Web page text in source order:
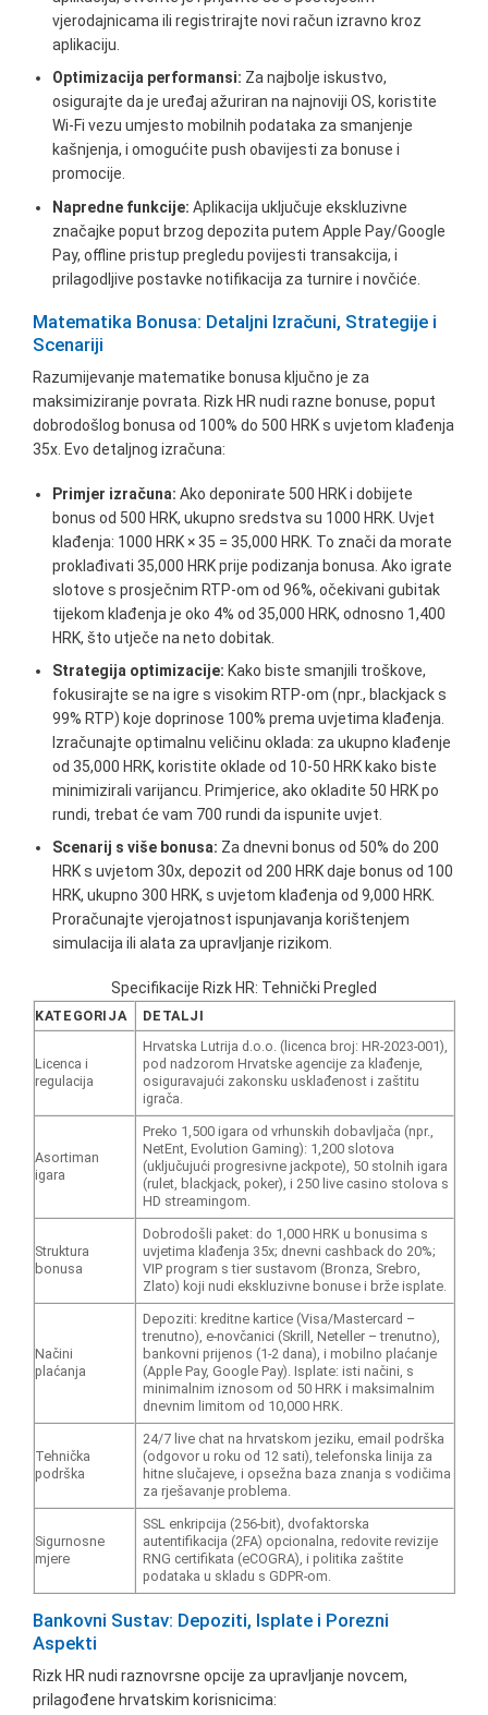
vjerodajnicama ili registrirajte novi račun izravno kroz
aplikaciju.
Optimizacija performansi: Za najbolje iskustvo,
osigurajte da je uređaj ažuriran na najnoviji OS, koristite
Wi-Fi vezu umjesto mobilnih podataka za smanjenje
kašnjenja, i omogućite push obavijesti za bonuse i
promocije.
Napredne funkcije: Aplikacija uključuje ekskluzivne
značajke poput brzog depozita putem Apple Pay/Google
Pay, offline pristup pregledu povijesti transakcija, i
prilagodljive postavke notifikacija za turnire i novčiće.
Matematika Bonusa: Detaljni Izračuni, Strategije i
Scenariji
Razumijevanje matematike bonusa ključno je za
maksimiziranje povrata. Rizk HR nudi razne bonuse, poput
dobrodošlog bonusa od 100% do 500 HRK s uvjetom klađenja
35x. Evo detaljnog izračuna:
Primjer izračuna: Ako deponirate 500 HRK i dobijete
bonus od 500 HRK, ukupno sredstva su 1000 HRK. Uvjet
klađenja: 1000 HRK × 35 = 35,000 HRK. To znači da morate
proklađivati 35,000 HRK prije podizanja bonusa. Ako igrate
slotove s prosječnim RTP-om od 96%, očekivani gubitak
tijekom klađenja je oko 4% od 35,000 HRK, odnosno 1,400
HRK, što utječe na neto dobitak.
Strategija optimizacije: Kako biste smanjili troškove,
fokusirajte se na igre s visokim RTP-om (npr., blackjack s
99% RTP) koje doprinose 100% prema uvjetima klađenja.
Izračunajte optimalnu veličinu oklada: za ukupno klađenje
od 35,000 HRK, koristite oklade od 10-50 HRK kako biste
minimizirali varijancu. Primjerice, ako okladite 50 HRK po
rundi, trebat će vam 700 rundi da ispunite uvjet.
Scenarij s više bonusa: Za dnevni bonus od 50% do 200
HRK s uvjetom 30x, depozit od 200 HRK daje bonus od 100
HRK, ukupno 300 HRK, s uvjetom klađenja od 9,000 HRK.
Proračunajte vjerojatnost ispunjavanja korištenjem
simulacija ili alata za upravljanje rizikom.
Specifikacije Rizk HR: Tehnički Pregled
KATEGORIJA DETALJI
Licenca i
regulacija
Hrvatska Lutrija d.o.o. (licenca broj: HR-2023-001),
pod nadzorom Hrvatske agencije za klađenje,
osiguravajući zakonsku usklađenost i zaštitu
igrača.
Asortiman
igara
Preko 1,500 igara od vrhunskih dobavljača (npr.,
NetEnt, Evolution Gaming): 1,200 slotova
(uključujući progresivne jackpote), 50 stolnih igara
(rulet, blackjack, poker), i 250 live casino stolova s
HD streamingom.
Struktura
bonusa
Dobrodošli paket: do 1,000 HRK u bonusima s
uvjetima klađenja 35x; dnevni cashback do 20%;
VIP program s tier sustavom (Bronza, Srebro,
Zlato) koji nudi ekskluzivne bonuse i brže isplate.
Načini
plaćanja
Depoziti: kreditne kartice (Visa/Mastercard –
trenutno), e-novčanici (Skrill, Neteller – trenutno),
bankovni prijenos (1-2 dana), i mobilno plaćanje
(Apple Pay, Google Pay). Isplate: isti načini, s
minimalnim iznosom od 50 HRK i maksimalnim
dnevnim limitom od 10,000 HRK.
Tehnička
podrška
24/7 live chat na hrvatskom jeziku, email podrška
(odgovor u roku od 12 sati), telefonska linija za
hitne slučajeve, i opsežna baza znanja s vodičima
za rješavanje problema.
Sigurnosne
mjere
SSL enkripcija (256-bit), dvofaktorska
autentifikacija (2FA) opcionalna, redovite revizije
RNG certifikata (eCOGRA), i politika zaštite
podataka u skladu s GDPR-om.
Bankovni Sustav: Depoziti, Isplate i Porezni
Aspekti
Rizk HR nudi raznovrsne opcije za upravljanje novcem,
prilagođene hrvatskim korisnicima: